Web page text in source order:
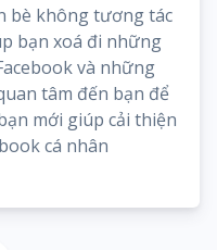
bè không tương tác
bạn xoá đi những
và những
tâm đến bạn để
mới giúp cải thiện
cá nhân